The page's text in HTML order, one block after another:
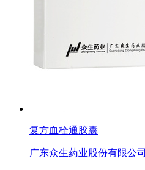
复方血栓通胶囊
广东众生药业股份有限公司